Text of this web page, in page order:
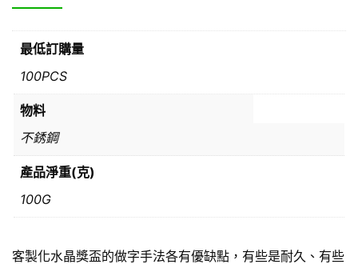
最低訂購量
100PCS
物料
不銹鋼
產品淨重(克)
100G
客製化水晶獎盃的做字手法各有優缺點，有些是耐久、有些